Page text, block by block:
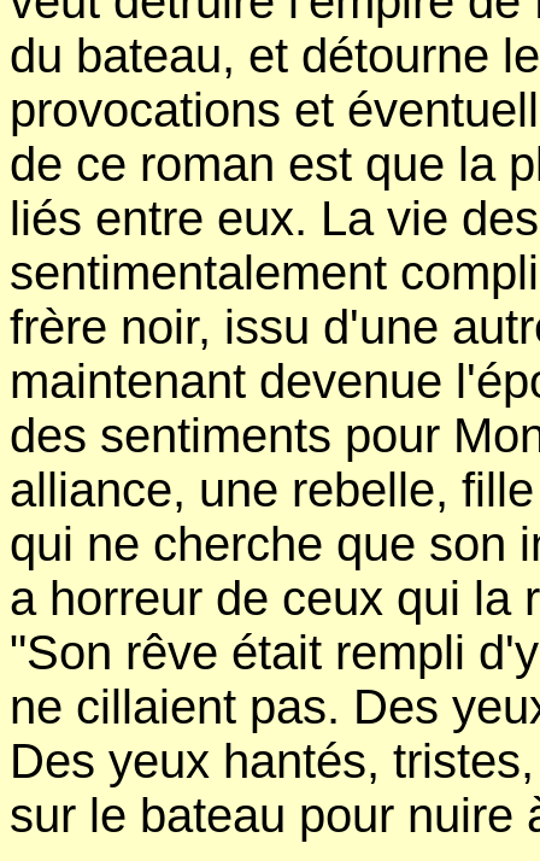
du bateau, et détourne
provocations et
de ce roman est que la
liés entre eux. La vie
sentimentalement
frère noir, issu d'une
maintenant devenue
des sentiments pour
alliance, une rebelle,
qui ne cherche que son
a horreur de ceux qui la
"Son rêve était rempli
ne cillaient pas. Des
Des yeux hantés,
sur le bateau pour nuire